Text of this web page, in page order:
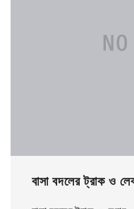
বাসা বদলের ট্রাক ও